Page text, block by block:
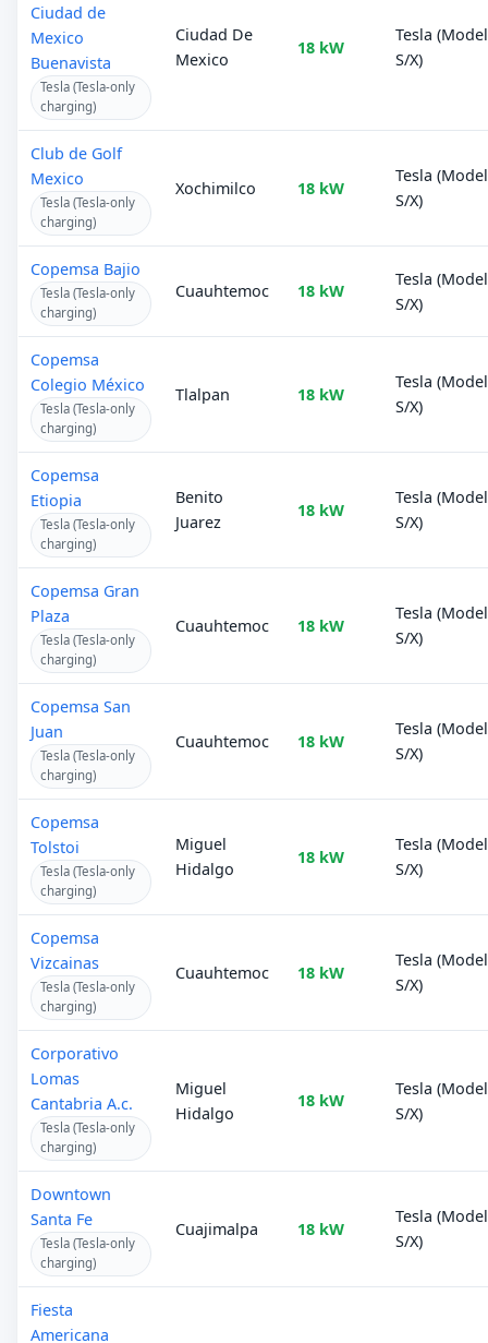
Ciudad de
Mexico
Buenavista
Tesla (Tesla-only
charging)
Ciudad De
Mexico
18 kW
Tesla (Model
S/X)
Club de Golf
Mexico
Tesla (Tesla-only
charging)
Xochimilco 18 kW
Tesla (Model
S/X)
Copemsa Bajio
Tesla (Tesla-only
charging)
Cuauhtemoc 18 kW
Tesla (Model
S/X)
Copemsa
Colegio México
Tesla (Tesla-only
charging)
Tlalpan 18 kW
Tesla (Model
S/X)
Copemsa
Etiopia
Tesla (Tesla-only
charging)
Benito
Juarez
18 kW
Tesla (Model
S/X)
Copemsa Gran
Plaza
Tesla (Tesla-only
charging)
Cuauhtemoc 18 kW
Tesla (Model
S/X)
Copemsa San
Juan
Tesla (Tesla-only
charging)
Cuauhtemoc 18 kW
Tesla (Model
S/X)
Copemsa
Tolstoi
Tesla (Tesla-only
charging)
Miguel
Hidalgo
18 kW
Tesla (Model
S/X)
Copemsa
Vizcainas
Tesla (Tesla-only
charging)
Cuauhtemoc 18 kW
Tesla (Model
S/X)
Corporativo
Lomas
Cantabria A.c.
Tesla (Tesla-only
charging)
Miguel
Hidalgo
18 kW
Tesla (Model
S/X)
Downtown
Santa Fe
Tesla (Tesla-only
charging)
Cuajimalpa 18 kW
Tesla (Model
S/X)
Fiesta
Americana